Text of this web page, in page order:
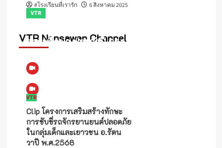
#โรงเรียนที่เรารัก 6 สิงหาคม 2025
VTR Nonsawan Channel
VTR
สถานศึกษา ประจำปี 2568
VTR
Clip โครงการเสริมสร้างทักษะ
การขับขี่รถจักรยานยนต์ปลอดภัย
ในกลุ่มเด็กและเยาวชน อ.รัตน
วาปี พ.ศ.2568